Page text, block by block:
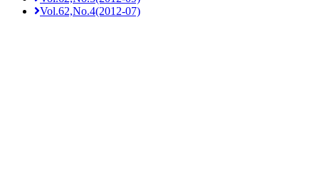
Vol.62,No.4(2012-07)